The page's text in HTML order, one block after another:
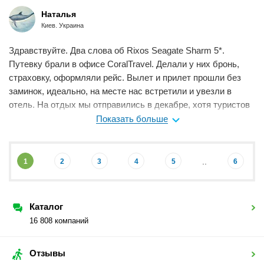
отпуска, идите в Корал, всё пройдет без стресса.
Мне нравится 0
Наталья
Киев. Украина
Здравствуйте. Два слова об Rixos Seagate Sharm 5*.
Путевку брали в офисе CoralTravel. Делали у них бронь,
страховку, оформляли рейс. Вылет и прилет прошли без
заминок, идеально, на месте нас встретили и увезли в
отель. На отдых мы отправились в декабре, хотя туристов
было немного, работало всё и как часовой механизм.
гостями есть и русскоговорящие. Номера отличные,
большие, уборка и пополнение мини-бара происходит
общаются. Мою младшую дочку было оттуда не вытащить.
Зато нам с мужем было спокойно отдыхать. Очень
Мне нравится
Показать больше
1 2 3 4 5 6
Каталог
16 808 компаний
Отзывы